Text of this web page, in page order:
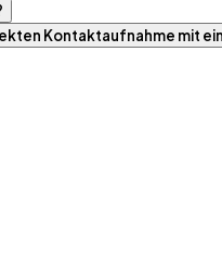
Kontaktaufnahme mit